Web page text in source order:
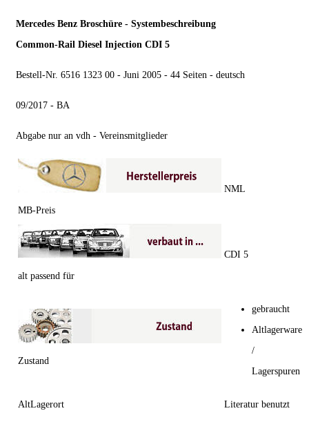
Mercedes Benz Broschüre - Systembeschreibung
Common-Rail Diesel Injection CDI 5
Bestell-Nr. 6516 1323 00 - Juni 2005 - 44 Seiten - deutsch
09/2017 - BA
Abgabe nur an vdh - Vereinsmitglieder
MB-Preis
NML
alt passend für
CDI 5
Zustand
gebraucht
Altlagerware
/
Lagerspuren
AltLagerort Literatur benutzt